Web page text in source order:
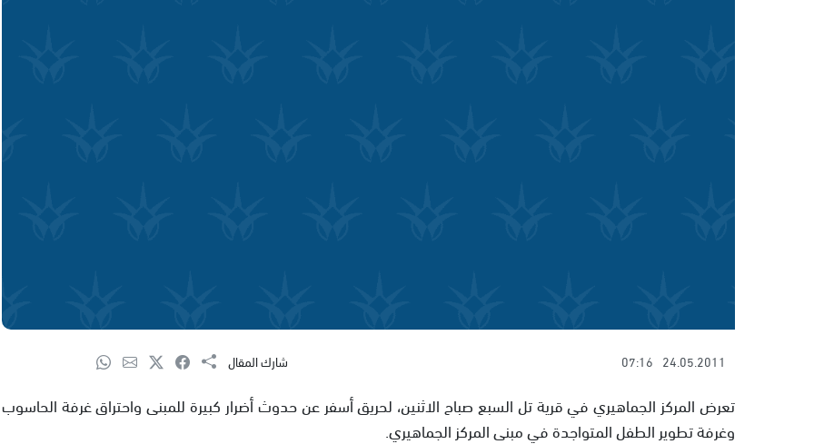
24.05.2011
07:16 شارك المقال
تعرض المركز الجماهيري في قرية تل السبع صباح الاثنين، لحريق أسفر عن حدوث أضرار كبيرة للمبنى واحتراق غرفة الحاسوب
وغرفة تطوير الطفل المتواجدة في مبنى المركز الجماهيري.